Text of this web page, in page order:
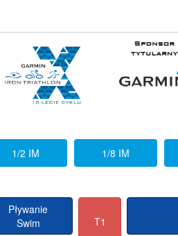
1/2 IM 1/8 IM
Pływanie
Swim
T1